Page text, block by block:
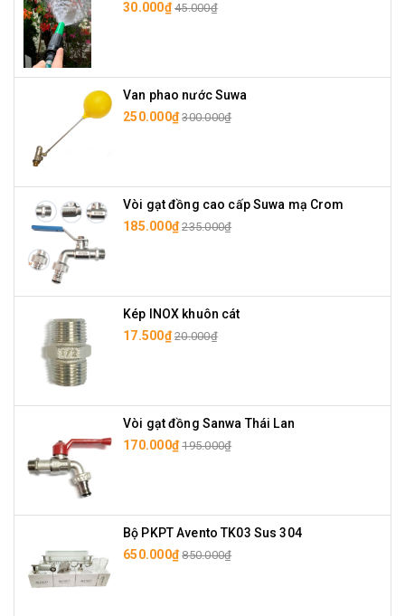
30.000₫ 45.000₫
Van phao nước Suwa
250.000₫ 300.000₫
Vòi gạt đồng cao cấp Suwa mạ Crom
185.000₫ 235.000₫
Kép INOX khuôn cát
17.500₫ 20.000₫
Vòi gạt đồng Sanwa Thái Lan
170.000₫ 195.000₫
Bộ PKPT Avento TK03 Sus 304
650.000₫ 850.000₫